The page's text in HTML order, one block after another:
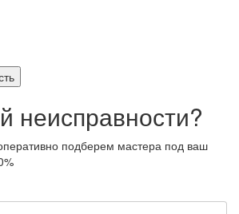
неисправности?
подберем мастера под ваш